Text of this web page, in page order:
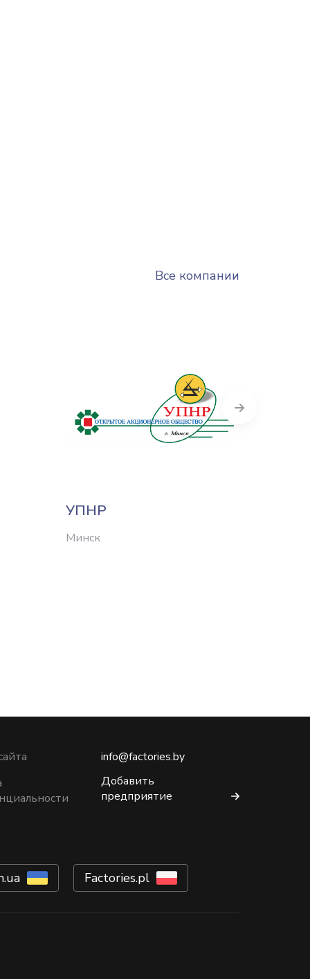
Все компании
УПНР
Минск
info@factories.by
Добавить
предприятие
Factories.pl